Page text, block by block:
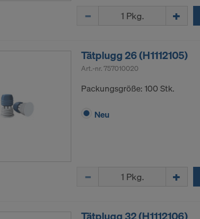
Tätplugg 26 (H1112105)
Art.-nr. 757010020
Packungsgröße: 100 Stk.
Neu
Tätplugg 32 (H1112106)